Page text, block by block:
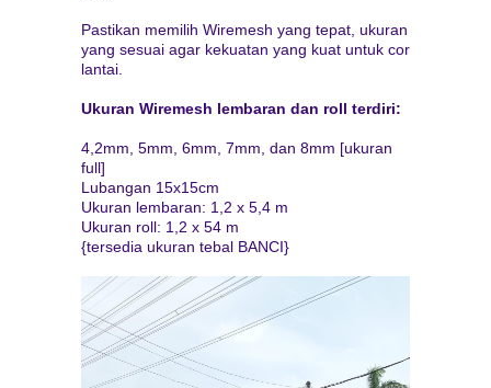
Pastikan memilih Wiremesh yang tepat, ukuran
yang sesuai agar kekuatan yang kuat untuk cor
lantai.
Ukuran Wiremesh lembaran dan roll terdiri:
4,2mm, 5mm, 6mm, 7mm, dan 8mm [ukuran
full]
Lubangan 15x15cm
Ukuran lembaran: 1,2 x 5,4 m
Ukuran roll: 1,2 x 54 m
{tersedia ukuran tebal BANCI}